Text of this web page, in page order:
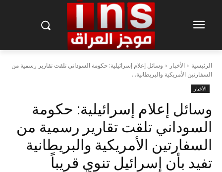
الرئيسية الأخبار
وسائل إعلام إسرائيلية: حكومة السوداني تلقت تقارير رسمية من
السفارتين الأمريكية والبريطانية...
الأخبار
وسائل إعلام إسرائيلية: حكومة
السوداني تلقت تقارير رسمية من
السفارتين الأمريكية والبريطانية
تفيد بأن إسرائيل تنوي قريباً